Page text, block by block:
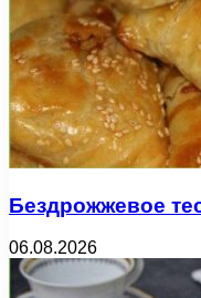
Бездрожжевое
06.08.2026